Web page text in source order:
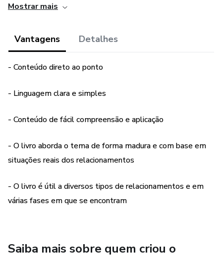
podem ser adotadas no dia a dia.
capaz de tomar as decisões de forma sábia e segura.
Boa leitura!
Mostrar mais
Vantagens Detalhes
- Conteúdo direto ao ponto
- Linguagem clara e simples
- Conteúdo de fácil compreensão e aplicação
- O livro aborda o tema de forma madura e com base em
situações reais dos relacionamentos
- O livro é útil a diversos tipos de relacionamentos e em
várias fases em que se encontram
Saiba mais sobre quem criou o